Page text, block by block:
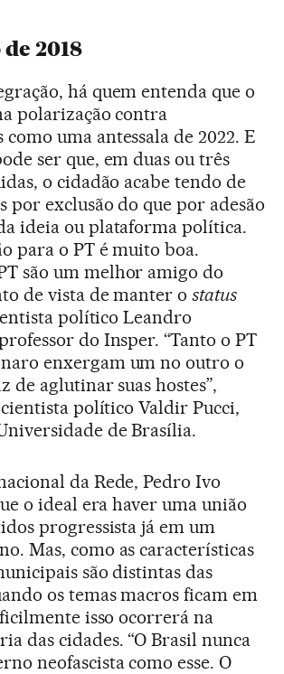
2018
há quem entenda que o
polarização contra
uma antessala de 2022. E
ser que, em duas ou três
o cidadão acabe tendo de
por exclusão do que por adesão
ideia ou plataforma política.
para o PT é muito boa.
são um melhor amigo do
de vista de manter ostatus
político Leandro
do Insper. “Tanto o PT
enxergam um no outro o
de aglutinar suas hostes”,
político Valdir Pucci,
de Brasília.
da Rede, Pedro Ivo
o ideal era haver uma união
progressista já em um
Mas, como as características
são distintas das
os temas macros ficam em
isso ocorrerá na
das cidades. “O Brasil nunca
neofascista como esse. O